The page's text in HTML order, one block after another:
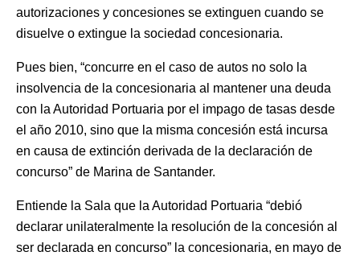
autorizaciones y concesiones se extinguen cuando se
disuelve o extingue la sociedad concesionaria.
Pues bien, “concurre en el caso de autos no solo la
insolvencia de la concesionaria al mantener una deuda
con la Autoridad Portuaria por el impago de tasas desde
el año 2010, sino que la misma concesión está incursa
en causa de extinción derivada de la declaración de
concurso” de Marina de Santander.
Entiende la Sala que la Autoridad Portuaria “debió
declarar unilateralmente la resolución de la concesión al
ser declarada en concurso” la concesionaria, en mayo de